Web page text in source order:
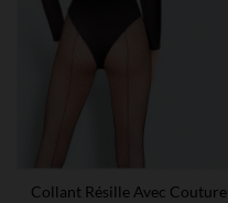
Collant Résille Avec Couture